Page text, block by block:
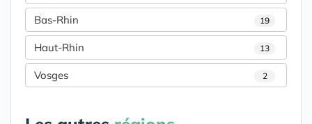
Bas-Rhin 19
Haut-Rhin 13
Vosges 2